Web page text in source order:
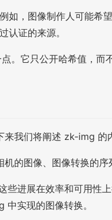
如，图像制作人可能
认证的来源。
。它只公开哈希值，而
我们将阐述 zk-img 的
的图像、图像转换的
进展在效率和可用性
实现的图像转换。